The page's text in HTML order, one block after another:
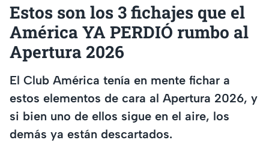
Estos son los 3 fichajes que el
América YA PERDIÓ rumbo al
Apertura 2026
El Club América tenía en mente fichar a
estos elementos de cara al Apertura 2026, y
si bien uno de ellos sigue en el aire, los
demás ya están descartados.